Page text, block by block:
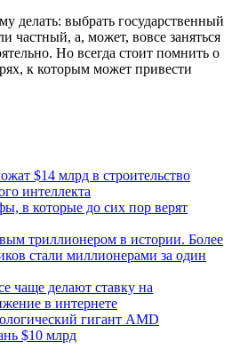
делать: выбрать государственный
частный, а, может, вовсе заняться
Но всегда стоит помнить о
к которым может привести
$14 млрд в строительство
интеллекта
в которые до сих пор верят
триллионером в истории. Более
стали миллионерами за один
чаще делают ставку на
в интернете
гигант AMD
$10 млрд